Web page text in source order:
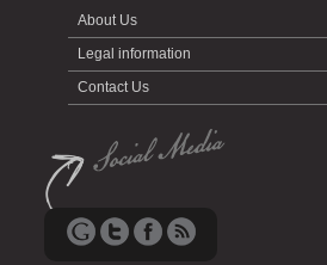
About Us
Legal information
Contact Us